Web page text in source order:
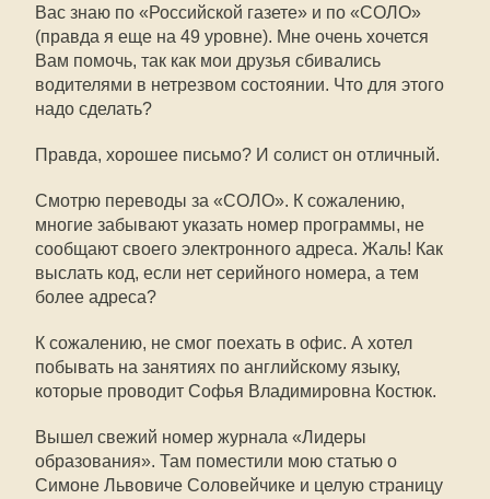
Вас знаю по «Российской газете» и по «СОЛО»
(правда я еще на 49 уровне). Мне очень хочется
Вам помочь, так как мои друзья сбивались
водителями в нетрезвом состоянии. Что для этого
надо сделать?
Правда, хорошее письмо? И солист он отличный.
Смотрю переводы за «СОЛО». К сожалению,
многие забывают указать номер программы, не
сообщают своего электронного адреса. Жаль! Как
выслать код, если нет серийного номера, а тем
более адреса?
К сожалению, не смог поехать в офис. А хотел
побывать на занятиях по английскому языку,
которые проводит Софья Владимировна Костюк.
Вышел свежий номер журнала «Лидеры
образования». Там поместили мою статью о
Симоне Львовиче Соловейчике и целую страницу